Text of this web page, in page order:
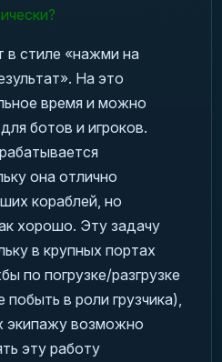
в стиле «нажми на
На это
время и можно
ботов и игроков.
она отлично
кораблей, но
хорошо. Эту задачу
в крупных портах
по погрузке/разгрузке
в роли грузчика),
экипажу возможно
эту работу